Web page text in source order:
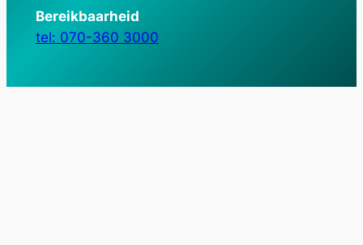
Bereikbaarheid
tel: 070-360 3000